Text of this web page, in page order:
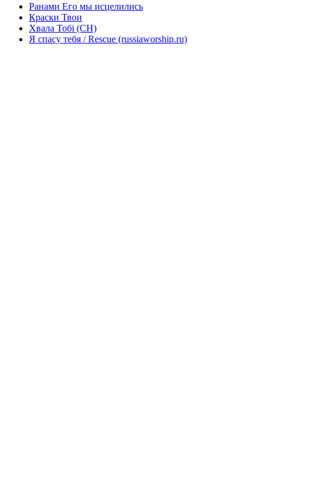
Ранами Его мы исцелились
Краски Твои
Хвала Тобі (СН)
Я спасу тебя / Rescue (russiaworship.ru)